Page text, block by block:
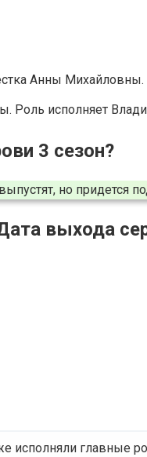
Анны
исполняет
3 сезон?
но придется
выхода
исполняли главные